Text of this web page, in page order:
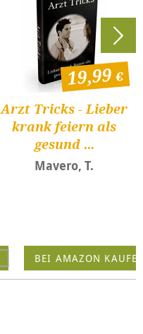
Arzt Tricks - Lieber
krank feiern als
gesund ...
Mavero, T.
19,99
BEI AMAZON